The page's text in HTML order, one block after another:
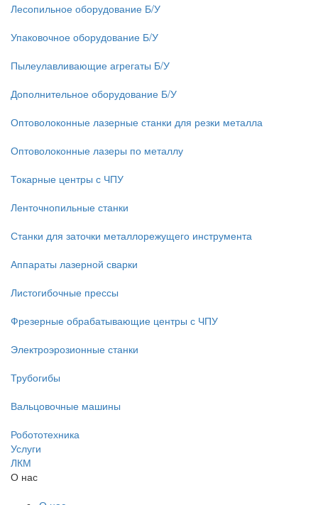
Лесопильное оборудование Б/У
Упаковочное оборудование Б/У
Пылеулавливающие агрегаты Б/У
Дополнительное оборудование Б/У
Оптоволоконные лазерные станки для резки металла
Оптоволоконные лазеры по металлу
Токарные центры с ЧПУ
Ленточнопильные станки
Станки для заточки металлорежущего инструмента
Аппараты лазерной сварки
Листогибочные прессы
Фрезерные обрабатывающие центры с ЧПУ
Электроэрозионные станки
Трубогибы
Вальцовочные машины
Робототехника
Услуги
ЛКМ
О нас